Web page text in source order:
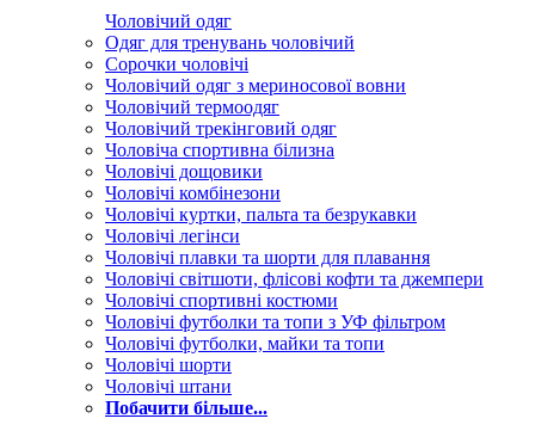
Чоловічий одяг
Одяг для тренувань чоловічий
Сорочки чоловічі
Чоловічий одяг з мериносової вовни
Чоловічий термоодяг
Чоловічий трекінговий одяг
Чоловіча спортивна білизна
Чоловічі дощовики
Чоловічі комбінезони
Чоловічі куртки, пальта та безрукавки
Чоловічі легінси
Чоловічі плавки та шорти для плавання
Чоловічі світшоти, флісові кофти та джемпери
Чоловічі спортивні костюми
Чоловічі футболки та топи з УФ фільтром
Чоловічі футболки, майки та топи
Чоловічі шорти
Чоловічі штани
Побачити більше...